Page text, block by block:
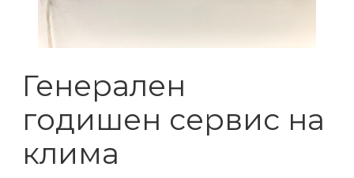
Генерален
годишен сервис на
клима